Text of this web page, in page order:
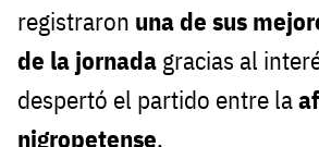
registraron una de sus
de la jornada gracias al
despertó el partido entre la
nigropetense.